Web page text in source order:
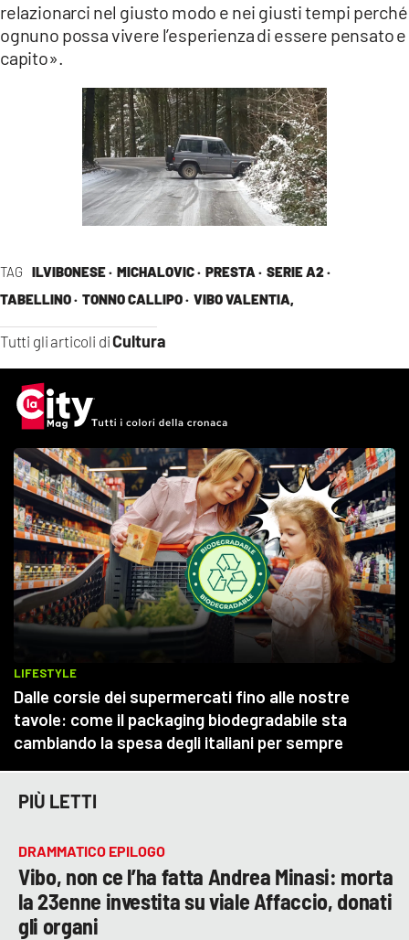
TAG ILVIBONESE · MICHALOVIC · PRESTA · SERIE A2 ·
TABELLINO · TONNO CALLIPO · VIBO VALENTIA,
Tutti gli articoli diCultura
relazionarci nel giusto modo e nei giusti tempi perché
ognuno possa vivere l’esperienza di essere pensato e
capito».
PIÙ LETTI
DRAMMATICO EPILOGO
Vibo, non ce l’ha fatta Andrea Minasi: morta
la 23enne investita su viale Affaccio, donati
gli organi